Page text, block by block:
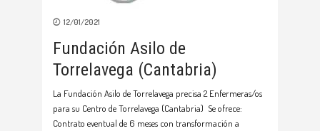
12/01/2021
Fundación Asilo de
Torrelavega (Cantabria)
La Fundación Asilo de Torrelavega precisa 2 Enfermeras/os
para su Centro de Torrelavega (Cantabria) Se ofrece:
Contrato eventual de 6 meses con transformación a